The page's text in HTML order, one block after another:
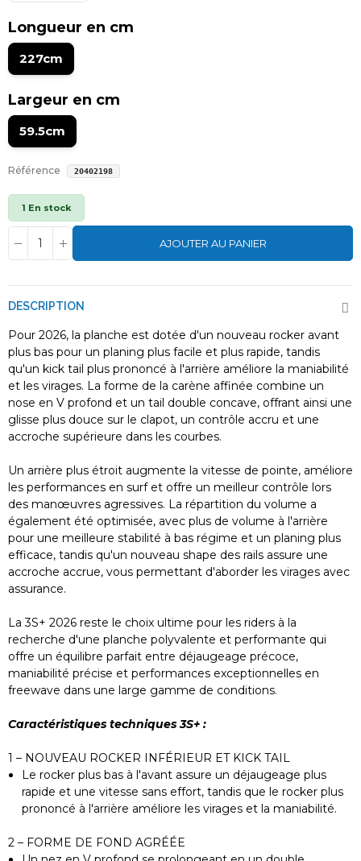
Longueur en cm
227cm
Largeur en cm
59.5cm
Référence 20402198
1 En stock
AJOUTER AU PANIER
DESCRIPTION
Pour 2026, la planche est dotée d'un nouveau rocker avant
plus bas pour un planing plus facile et plus rapide, tandis
qu'un kick tail plus prononcé à l'arrière améliore la maniabilité
et les virages. La forme de la carène affinée combine un
nose en V profond et un tail double concave, offrant ainsi une
glisse plus douce sur le clapot, un contrôle accru et une
accroche supérieure dans les courbes.
Un arrière plus étroit augmente la vitesse de pointe, améliore
les performances en surf et offre un meilleur contrôle lors
des manœuvres agressives. La répartition du volume a
également été optimisée, avec plus de volume à l'arrière
pour une meilleure stabilité à bas régime et un planing plus
efficace, tandis qu'un nouveau shape des rails assure une
accroche accrue, vous permettant d'aborder les virages avec
assurance.
La 3S+ 2026 reste le choix ultime pour les riders à la
recherche d'une planche polyvalente et performante qui
offre un équilibre parfait entre déjaugeage précoce,
maniabilité précise et performances exceptionnelles en
freewave dans une large gamme de conditions.
Caractéristiques techniques 3S+ :
1 – NOUVEAU ROCKER INFÉRIEUR ET KICK TAIL
Le rocker plus bas à l'avant assure un déjaugeage plus
rapide et une vitesse sans effort, tandis que le rocker plus
prononcé à l'arrière améliore les virages et la maniabilité.
2 – FORME DE FOND AGRÉÉE